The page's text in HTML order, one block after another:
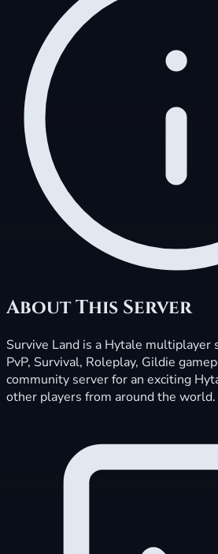
About This Server
Survive Land is a Hytale multiplayer
PvP, Survival, Roleplay, Gildie
community server for an exciting
other players from around the world.